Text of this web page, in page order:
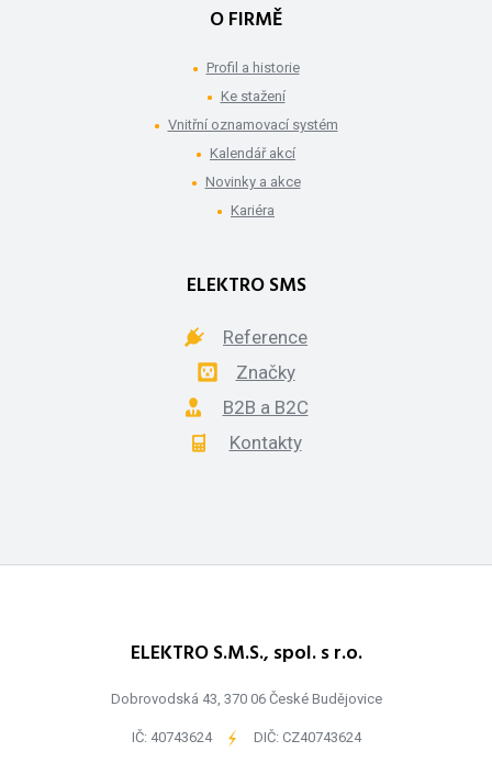
O FIRMĚ
Profil a historie
Ke stažení
Vnitřní oznamovací systém
Kalendář akcí
Novinky a akce
Kariéra
ELEKTRO SMS
Reference
Značky
B2B a B2C
Kontakty
ELEKTRO S.M.S., spol. s r.o.
Dobrovodská 43, 370 06 České Budějovice
IČ: 40743624 - DIČ: CZ40743624